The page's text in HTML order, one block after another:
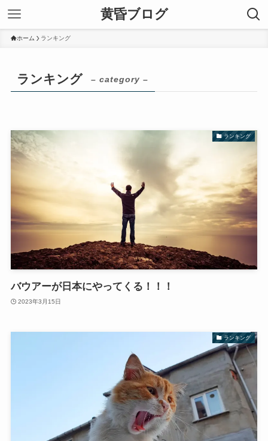
黄昏ブログ
ホーム ランキング
ランキング – category –
ランキング
バウアーが日本にやってくる！！！
2023年3月15日
ランキング